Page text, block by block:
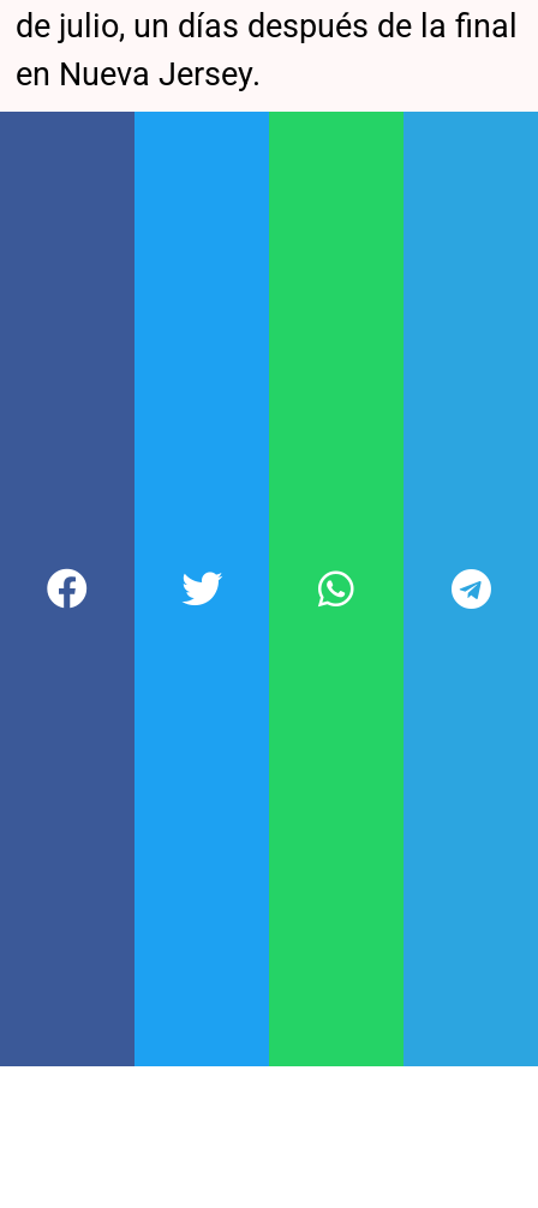
de julio, un días después de la final
en Nueva Jersey.